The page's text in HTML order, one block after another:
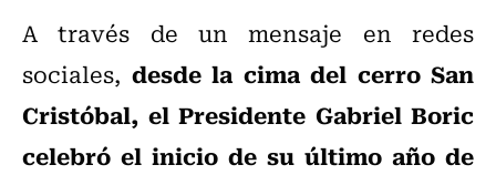
A través de un mensaje en redes
sociales, desde la cima del cerro San
Cristóbal, el Presidente Gabriel Boric
celebró el inicio de su último año de